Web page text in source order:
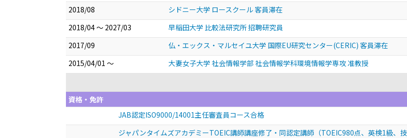
2018/08
シドニー大学 ロースクール 客員滞在
2018/04 ～ 2027/03
早稲田大学 比較法研究所 招聘研究員
2017/09
仏・エックス・マルセイユ大学 国際EU研究センター(CERIC) 客員滞在
2015/04/01 ～
大妻女子大学 社会情報学部 社会情報学科環境情報学専攻 准教授
資格・免許
JAB認定ISO9000/14001主任審査員コース合格
ジャパンタイムズアカデミーTOEIC講師講座修了・同認定講師（TOEIC980点、英検1級、